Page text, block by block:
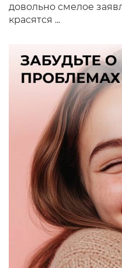
довольно смелое
красятся ...